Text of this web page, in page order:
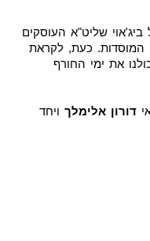
שליט"א העוסקים
המוסדות. כעת, לקראת
את ימי החורף
דורון אלימלך ויחד